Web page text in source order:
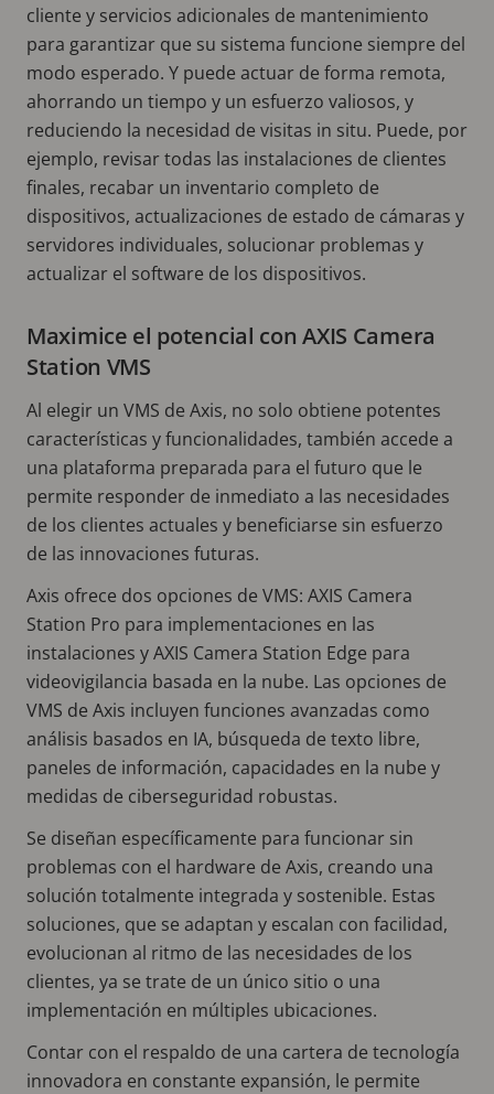
cliente y servicios adicionales de mantenimiento
para garantizar que su sistema funcione siempre del
modo esperado. Y puede actuar de forma remota,
ahorrando un tiempo y un esfuerzo valiosos, y
reduciendo la necesidad de visitas in situ. Puede, por
ejemplo, revisar todas las instalaciones de clientes
finales, recabar un inventario completo de
dispositivos, actualizaciones de estado de cámaras y
servidores individuales, solucionar problemas y
actualizar el software de los dispositivos.
Maximice el potencial con AXIS Camera
Station VMS
Al elegir un VMS de Axis, no solo obtiene potentes
características y funcionalidades, también accede a
una plataforma preparada para el futuro que le
permite responder de inmediato a las necesidades
de los clientes actuales y beneficiarse sin esfuerzo
de las innovaciones futuras.
Axis ofrece dos opciones de VMS: AXIS Camera
Station Pro para implementaciones en las
instalaciones y AXIS Camera Station Edge para
videovigilancia basada en la nube. Las opciones de
VMS de Axis incluyen funciones avanzadas como
análisis basados en IA, búsqueda de texto libre,
paneles de información, capacidades en la nube y
medidas de ciberseguridad robustas.
Se diseñan específicamente para funcionar sin
problemas con el hardware de Axis, creando una
solución totalmente integrada y sostenible. Estas
soluciones, que se adaptan y escalan con facilidad,
evolucionan al ritmo de las necesidades de los
clientes, ya se trate de un único sitio o una
implementación en múltiples ubicaciones.
Contar con el respaldo de una cartera de tecnología
innovadora en constante expansión, le permite